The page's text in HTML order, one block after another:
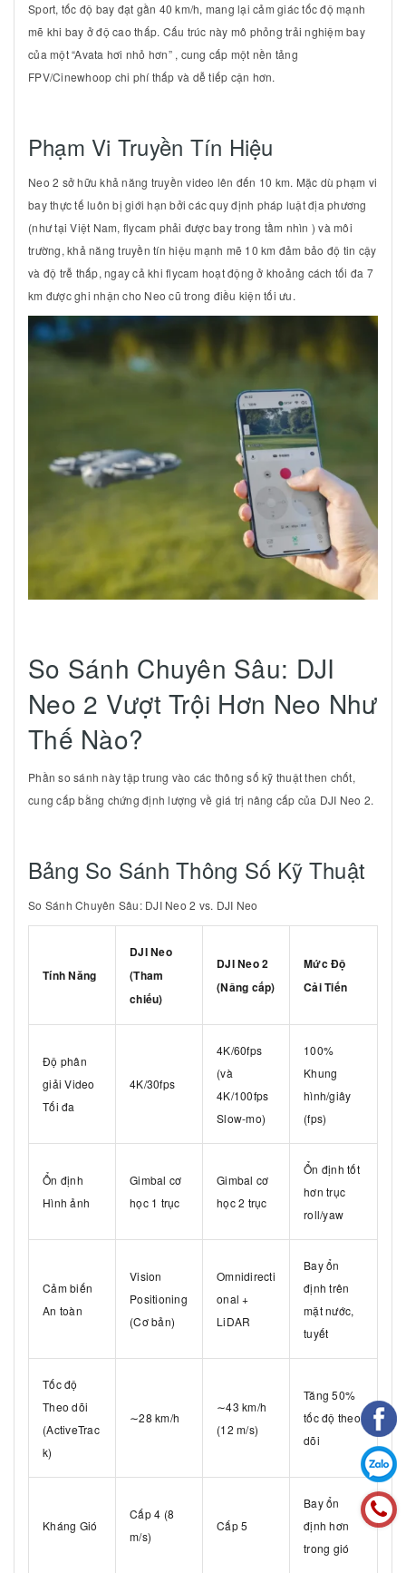
Sport, tốc độ bay đạt gần 40 km/h, mang lại cảm giác tốc độ mạnh
mẽ khi bay ở độ cao thấp. Cấu trúc này mô phỏng trải nghiệm bay
của một “Avata hơi nhỏ hơn” , cung cấp một nền tảng
FPV/Cinewhoop chi phí thấp và dễ tiếp cận hơn.
Phạm Vi Truyền Tín Hiệu
Neo 2 sở hữu khả năng truyền video lên đến 10 km. Mặc dù phạm vi
bay thực tế luôn bị giới hạn bởi các quy định pháp luật địa phương
(như tại Việt Nam, flycam phải được bay trong tầm nhìn ) và môi
trường, khả năng truyền tín hiệu mạnh mẽ 10 km đảm bảo độ tin cậy
và độ trễ thấp, ngay cả khi flycam hoạt động ở khoảng cách tối đa 7
km được ghi nhận cho Neo cũ trong điều kiện tối ưu.
So Sánh Chuyên Sâu: DJI
Neo 2 Vượt Trội Hơn Neo Như
Thế Nào?
Phần so sánh này tập trung vào các thông số kỹ thuật then chốt,
cung cấp bằng chứng định lượng về giá trị nâng cấp của DJI Neo 2.
Bảng So Sánh Thông Số Kỹ Thuật
So Sánh Chuyên Sâu: DJI Neo 2 vs. DJI Neo
Tính Năng
DJI Neo
(Tham
chiếu)
DJI Neo 2
(Nâng cấp)
Mức Độ
Cải Tiến
Độ phân
giải Video
Tối đa
4K/30fps
4K/60fps
(và
4K/100fps
Slow-mo)
100%
Khung
hình/giây
(fps)
Ổn định
Hình ảnh
Gimbal cơ
học 1 trục
Gimbal cơ
học 2 trục
Ổn định tốt
hơn trục
roll/yaw
Cảm biến
An toàn
Vision
Positioning
(Cơ bản)
Omnidirecti
onal +
LiDAR
Bay ổn
định trên
mặt nước,
tuyết
Tốc độ
Theo dõi
(ActiveTrac
k)
∼28 km/h
∼43 km/h
(12 m/s)
Tăng 50%
tốc độ theo
dõi
Kháng Gió
Cấp 4 (8
m/s)
Cấp 5
Bay ổn
định hơn
trong gió